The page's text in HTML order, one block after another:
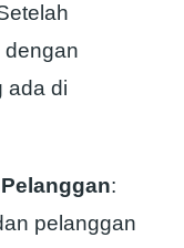
dengan
ada di
:
pelanggan